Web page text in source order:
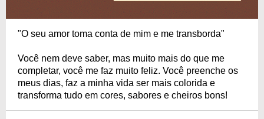
"O seu amor toma conta de mim e me transborda"
Você nem deve saber, mas muito mais do que me
completar, você me faz muito feliz. Você preenche os
meus dias, faz a minha vida ser mais colorida e
transforma tudo em cores, sabores e cheiros bons!